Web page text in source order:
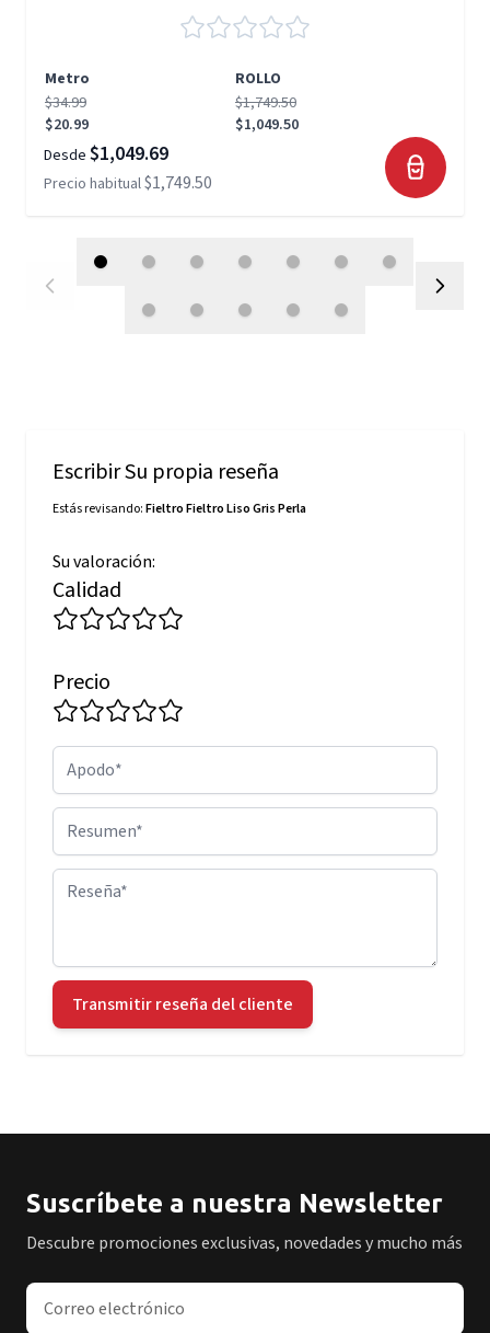
Metro
ROLLO
$34.99
$20.99
$1,749.50
$1,049.50
Desde $1,049.69
Precio habitual$1,749.50
Escribir Su propia reseña
Estás revisando:Fieltro Fieltro Liso Gris Perla
Su valoración:
Calidad
Precio
Apodo
Resumen
Reseña
Transmitir reseña del cliente
Suscríbete a nuestra Newsletter
Descubre promociones exclusivas, novedades y mucho más
Dirección de correo electrónico